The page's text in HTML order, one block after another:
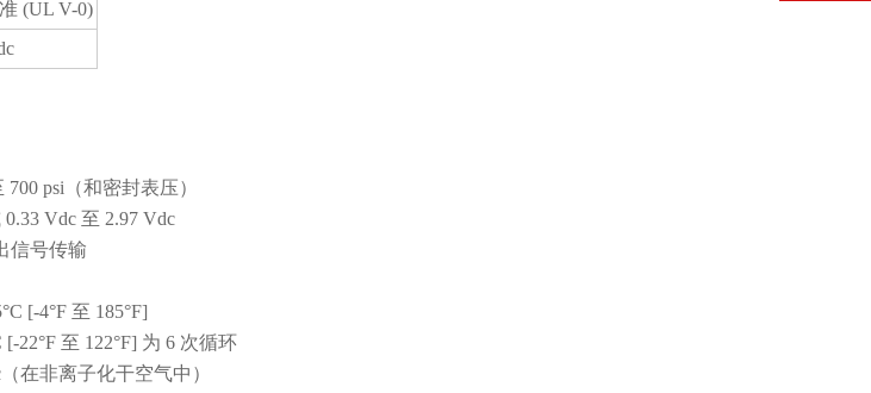
(UL V-0)
700 psi（和密封表压）
Vdc 至 2.97 Vdc
信号传输
[-4°F 至 185°F]
22°F 至 122°F] 为 6 次循环
在非离子化干空气中）